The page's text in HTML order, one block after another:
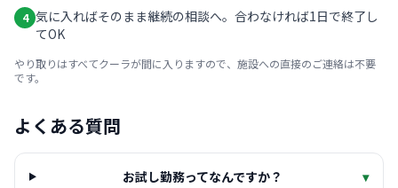
4 気に入ればそのまま継続の相談へ。合わなければ1日で終了し
てOK
やり取りはすべてクーラが間に入りますので、施設への直接のご連絡は不要
です。
よくある質問
お試し勤務ってなんですか？ ▾